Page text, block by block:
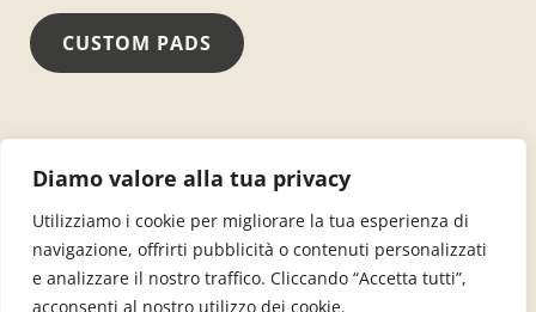
Diamo valore alla tua privacy
Utilizziamo i cookie per migliorare la tua esperienza di
navigazione, offrirti pubblicità o contenuti personalizzati
e analizzare il nostro traffico. Cliccando “Accetta tutti”,
acconsenti al nostro utilizzo dei cookie.
CUSTOM PADS
+39 0423 969530
info@dolomiti-pads.com
Via delle Industrie, 24 – 31020 San Zenone degli
Ezzelini (TV)